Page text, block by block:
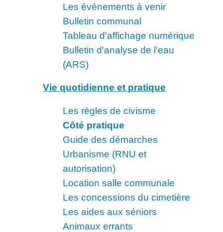
Les événements à venir
Bulletin communal
Tableau d'affichage numérique
Bulletin d'analyse de l'eau
(ARS)
Vie quotidienne et pratique
Les règles de civisme
Côté pratique
Guide des démarches
Urbanisme (RNU et
autorisation)
Location salle communale
Les concessions du cimetière
Les aides aux séniors
Animaux errants